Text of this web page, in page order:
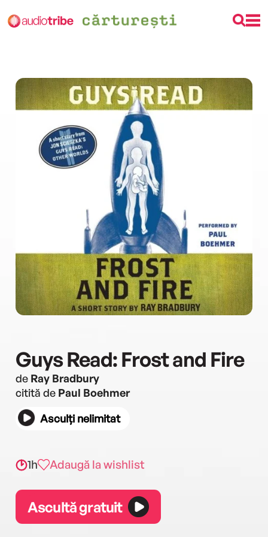
Guys Read: Frost and Fire
de Ray Bradbury
citită de Paul Boehmer
Asculți nelimitat
1h Adaugă la wishlist
Ascultă gratuit